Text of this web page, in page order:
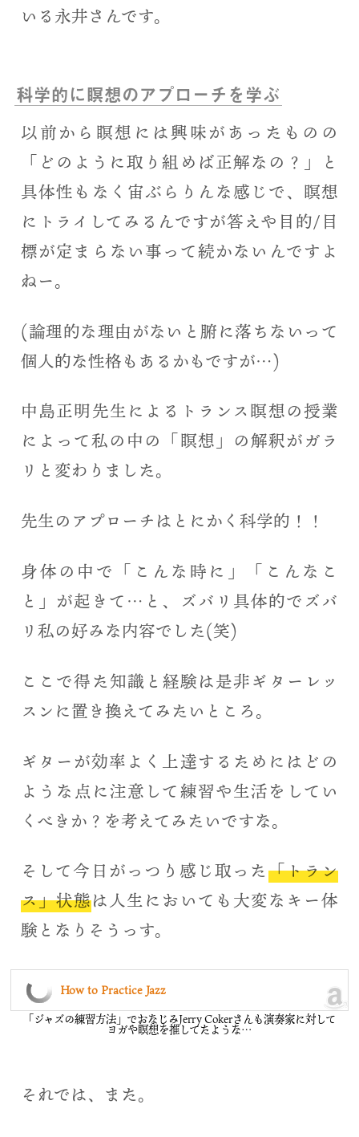
いる永井さんです。
科学的に瞑想のアプローチを学ぶ
以前から瞑想には興味があったものの
「どのように取り組めば正解なの？」と
具体性もなく宙ぶらりんな感じで、瞑想
にトライしてみるんですが答えや目的/目
標が定まらない事って続かないんですよ
ねー。
(論理的な理由がないと腑に落ちないって
個人的な性格もあるかもですが…)
中島正明先生によるトランス瞑想の授業
によって私の中の「瞑想」の解釈がガラ
リと変わりました。
先生のアプローチはとにかく科学的！！
身体の中で「こんな時に」「こんなこ
と」が起きて…と、ズバリ具体的でズバ
リ私の好みな内容でした(笑)
ここで得た知識と経験は是非ギターレッ
スンに置き換えてみたいところ。
ギターが効率よく上達するためにはどの
ような点に注意して練習や生活をしてい
くべきか？を考えてみたいですな。
そして今日がっつり感じ取った「トラン
ス」状態は人生においても大変なキー体
験となりそうっす。
How to Practice Jazz
「ジャズの練習方法」でおなじみJerry Cokerさんも演奏家に対して
ヨガや瞑想を推してたような…
それでは、また。